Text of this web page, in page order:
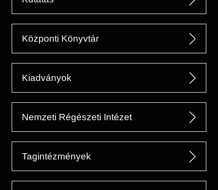
Központi Könyvtár
Kiadványok
Nemzeti Régészeti Intézet
Tagintézmények